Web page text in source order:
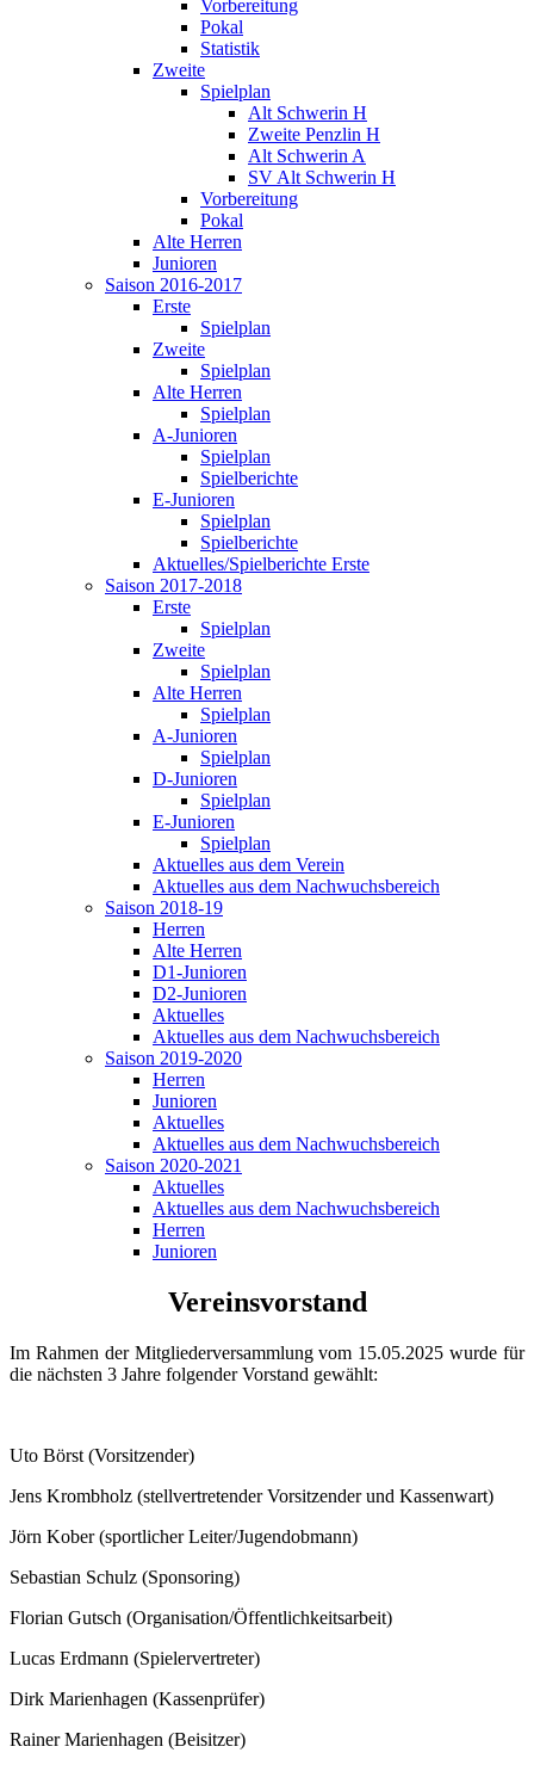
Vorbereitung
Pokal
Statistik
Zweite
Spielplan
Alt Schwerin H
Zweite Penzlin H
Alt Schwerin A
SV Alt Schwerin H
Vorbereitung
Pokal
Alte Herren
Junioren
Saison 2016-2017
Erste
Spielplan
Zweite
Spielplan
Alte Herren
Spielplan
A-Junioren
Spielplan
Spielberichte
E-Junioren
Spielplan
Spielberichte
Aktuelles/Spielberichte Erste
Saison 2017-2018
Erste
Spielplan
Zweite
Spielplan
Alte Herren
Spielplan
A-Junioren
Spielplan
D-Junioren
Spielplan
E-Junioren
Spielplan
Aktuelles aus dem Verein
Aktuelles aus dem Nachwuchsbereich
Saison 2018-19
Herren
Alte Herren
D1-Junioren
D2-Junioren
Aktuelles
Aktuelles aus dem Nachwuchsbereich
Saison 2019-2020
Herren
Junioren
Aktuelles
Aktuelles aus dem Nachwuchsbereich
Saison 2020-2021
Aktuelles
Aktuelles aus dem Nachwuchsbereich
Herren
Junioren
Vereinsvorstand
Im Rahmen der Mitgliederversammlung vom 15.05.2025 wurde für
die nächsten 3 Jahre folgender Vorstand gewählt:
Uto Börst (Vorsitzender)
Jens Krombholz (stellvertretender Vorsitzender und Kassenwart)
Jörn Kober (sportlicher Leiter/Jugendobmann)
Sebastian Schulz (Sponsoring)
Florian Gutsch (Organisation/Öffentlichkeitsarbeit)
Lucas Erdmann (Spielervertreter)
Dirk Marienhagen (Kassenprüfer)
Rainer Marienhagen (Beisitzer)